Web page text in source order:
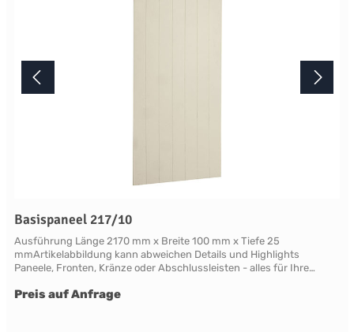
Basispaneel 217/10
Ausführung Länge 2170 mm x Breite 100 mm x Tiefe 25
mmArtikelabbildung kann abweichen Details und Highlights
Paneele, Fronten, Kränze oder Abschlussleisten - alles für Ihre
variablen Ausstattungen und DimensionenNahezu grenzenlose
Preis auf Anfrage